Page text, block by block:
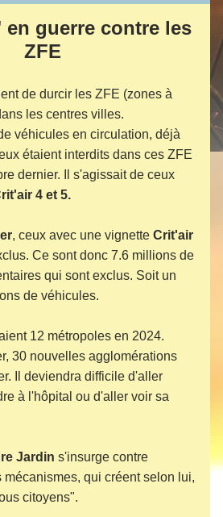
guerre contre les
ZFE
de durcir les ZFE (zones à
les centres villes.
véhicules en circulation, déjà
étaient interdits dans ces ZFE
dernier. Il s'agissait de ceux
4 et 5.
, ceux avec une vignette Crit'air
Ce sont donc 7.6 millions de
qui sont exclus. Soit un
de véhicules.
12 métropoles en 2024.
30 nouvelles agglomérations
Il deviendra difficile d'aller
à l'hôpital ou d'aller voir sa
Jardin s'insurge contre
mécanismes, qui créent selon lui,
citoyens".